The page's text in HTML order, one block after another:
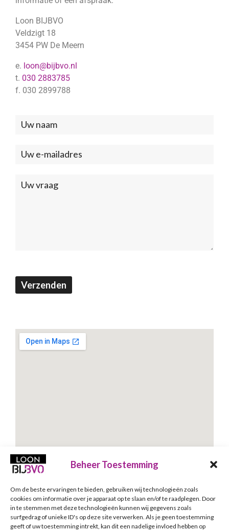
Beheer Toestemming
Om de beste ervaringen te bieden, gebruiken wij technologieën zoals
cookies om informatie over je apparaat op te slaan en/of te raadplegen. Door
in te stemmen met deze technologieën kunnen wij gegevens zoals
surfgedrag of unieke ID's op deze site verwerken. Als je geen toestemming
geeft of uw toestemming intrekt, kan dit een nadelige invloed hebben op
Loon BIJBVO
Veldzigt 18
3454 PW De Meern
e. loon@bijbvo.nl
t. 030 2883785
f. 030 2899788
Neem
met
ons
Verzenden
Schrijf je in voor onze nieuwsbrief
Nieuwsbrief
E-mailadres*